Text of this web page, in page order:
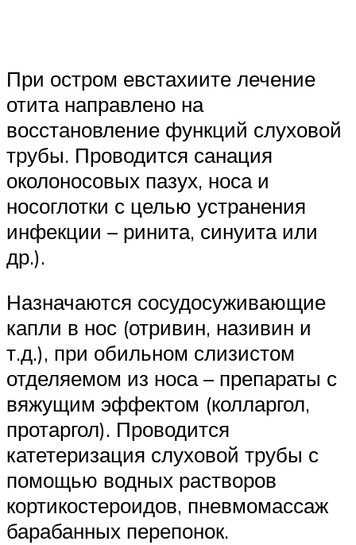
При остром евстахиите лечение
отита направлено на
восстановление функций слуховой
трубы. Проводится санация
околоносовых пазух, носа и
носоглотки с целью устранения
инфекции – ринита, синуита или
др.).
Назначаются сосудосуживающие
капли в нос (отривин, називин и
т.д.), при обильном слизистом
отделяемом из носа – препараты с
вяжущим эффектом (колларгол,
протаргол). Проводится
катетеризация слуховой трубы с
помощью водных растворов
кортикостероидов, пневмомассаж
барабанных перепонок.